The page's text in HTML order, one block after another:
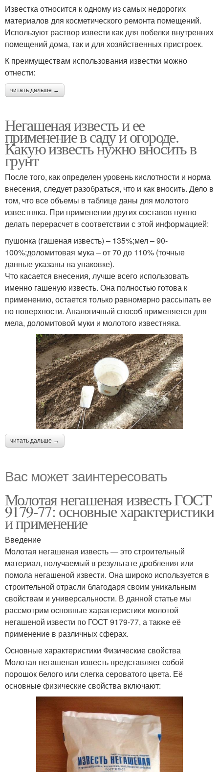
Известка относится к одному из самых недорогих
материалов для косметического ремонта помещений.
Используют раствор извести как для побелки внутренних
помещений дома, так и для хозяйственных пристроек.
К преимуществам использования известки можно
отнести:
читать дальше →
Негашеная известь и ее
применение в саду и огороде.
Какую известь нужно вносить в
грунт
После того, как определен уровень кислотности и норма
внесения, следует разобраться, что и как вносить. Дело в
том, что все объемы в таблице даны для молотого
известняка. При применении других составов нужно
делать перерасчет в соответствии с этой информацией:
пушонка (гашеная известь) – 135%;мел – 90-
100%;доломитовая мука – от 70 до 110% (точные
данные указаны на упаковке).
Что касается внесения, лучше всего использовать
именно гашеную известь. Она полностью готова к
применению, остается только равномерно рассыпать ее
по поверхности. Аналогичный способ применяется для
мела, доломитовой муки и молотого известняка.
читать дальше →
Вас может заинтересовать
Молотая негашеная известь ГОСТ
9179-77: основные характеристики
и применение
Введение
Молотая негашеная известь — это строительный
материал, получаемый в результате дробления или
помола негашеной извести. Она широко используется в
строительной отрасли благодаря своим уникальным
свойствам и универсальности. В данной статье мы
рассмотрим основные характеристики молотой
негашеной извести по ГОСТ 9179-77, а также её
применение в различных сферах.
Основные характеристики Физические свойства
Молотая негашеная известь представляет собой
порошок белого или слегка сероватого цвета. Её
основные физические свойства включают: